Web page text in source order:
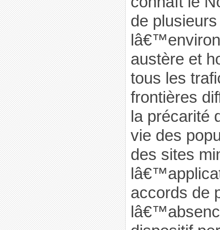
de
austère et
tous les
frontières
la précarité
vie des
des sites
accords de